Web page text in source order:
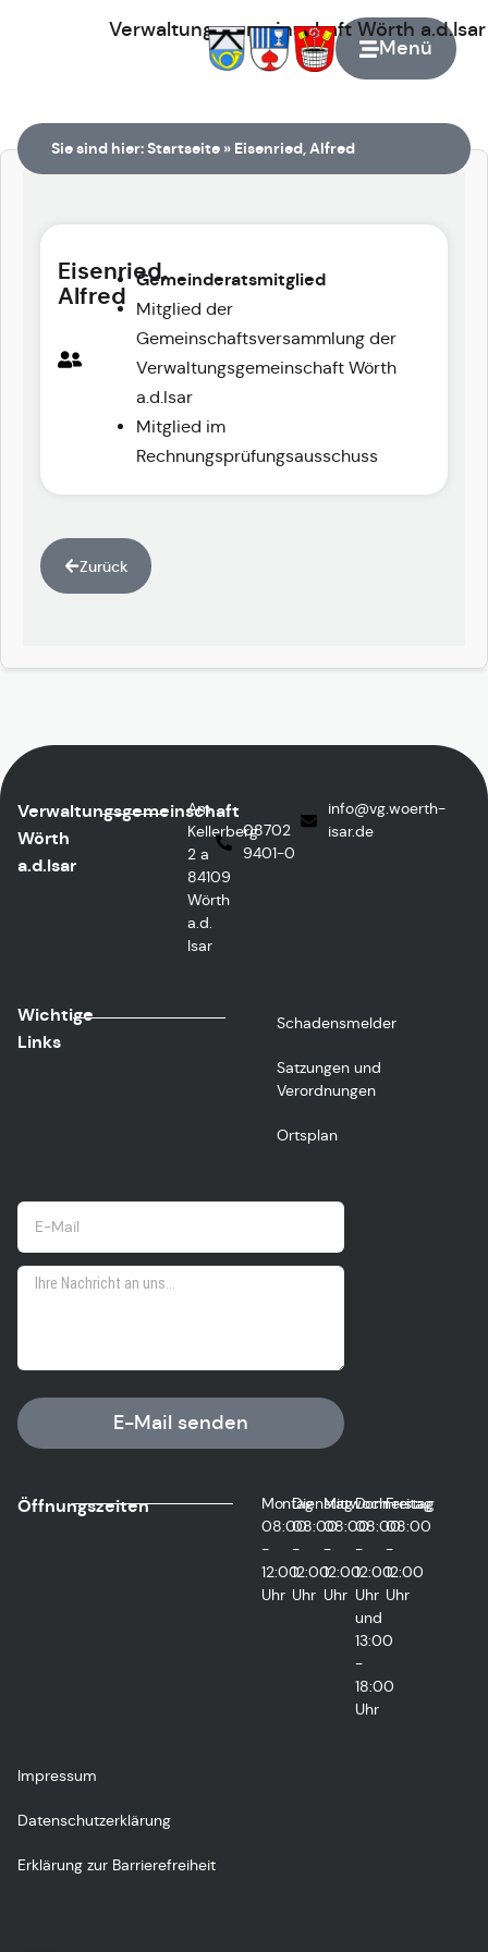
Menü
Verwaltungsgemeinschaft Wörth
Sie sind hier:Startseite » Eisenried, Alfred
Eisenried,
Alfred
Gemeinderatsmitglied
Mitglied der
Gemeinschaftsversammlung der
Verwaltungsgemeinschaft Wörth
a.d.Isar
Mitglied im
Rechnungsprüfungsausschuss
Zurück
Verwaltungsgemeinschaft
Wörth
a.d.Isar
Am
Kellerberg
2 a
84109
Wörth
a.d.
Isar
08702
9401-0
info@vg.woerth-
isar.de
Wichtige
Links
Schadensmelder
Satzungen und
Verordnungen
Ortsplan
E-Mail senden
Öffnungszeiten
Montag
08:00
-
12:00
Uhr
Dienstag
08:00
-
12:00
Uhr
Mittwoch
08:00
-
12:00
Uhr
Donnerstag
08:00
-
12:00
Uhr
und
13:00
-
18:00
Uhr
Freitag
08:00
-
12:00
Uhr
Impressum
Datenschutzerklärung
Erklärung zur Barrierefreiheit